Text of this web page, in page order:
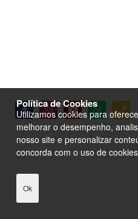
Política de Cookies
Utilizamos cookies para
melhorar o desempenho,
nosso site e personalizar
concorda com o uso de
Ok